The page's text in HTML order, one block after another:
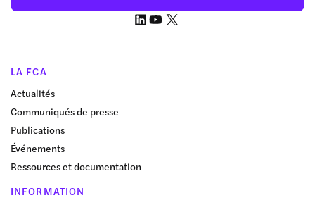
LA FCA
Actualités
Communiqués de presse
Publications
Événements
Ressources et documentation
INFORMATION